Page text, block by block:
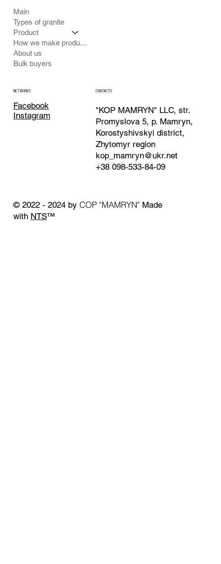
Main
Types of granite
Product
How we make products
About us
Bulk buyers
NETWORKS
Facebook
Instagram
CONTACTS
"KOP MAMRYN" LLC, str.
Promyslova 5, p. Mamryn,
Korostyshivskyi district,
Zhytomyr region
kop_mamryn@ukr.net
+38 098-533-84-09
© 2022 - 2024 by COP "MAMRYN" Made
with NTS™